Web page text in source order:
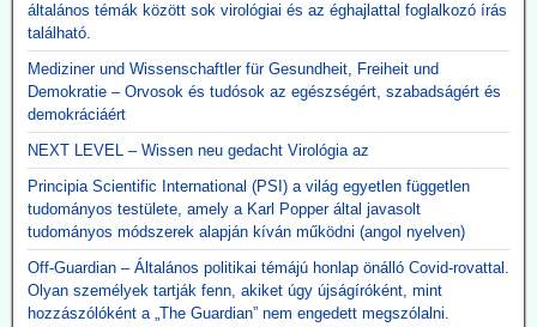
általános témák között sok virológiai és az éghajlattal foglalkozó írás
található.
Mediziner und Wissenschaftler für Gesundheit, Freiheit und
Demokratie – Orvosok és tudósok az egészségért, szabadságért és
demokráciáért
NEXT LEVEL – Wissen neu gedacht Virológia az
Principia Scientific International (PSI) a világ egyetlen független
tudományos testülete, amely a Karl Popper által javasolt
tudományos módszerek alapján kíván működni (angol nyelven)
Off-Guardian – Általános politikai témájú honlap önálló Covid-rovattal.
Olyan személyek tartják fenn, akiket úgy újságíróként, mint
hozzászólóként a „The Guardian” nem engedett megszólalni.